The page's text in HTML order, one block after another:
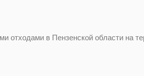
в Пензенской области на